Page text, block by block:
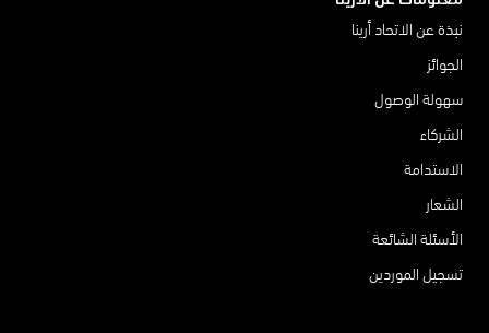
نبذة عن الاتحاد أرينا
الجوائز
سهولة الوصول
الشركاء
الاستدامة
الشعار
الأسئلة الشائعة
تسجيل الموردين